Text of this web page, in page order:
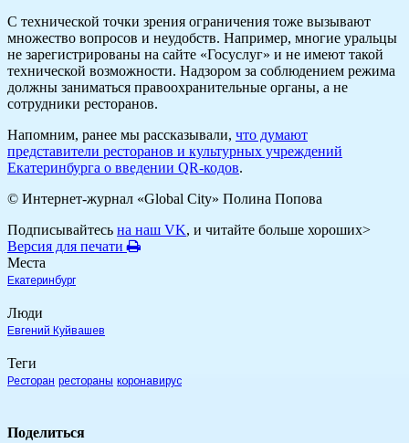
С технической точки зрения ограничения тоже вызывают
множество вопросов и неудобств. Например, многие уральцы
не зарегистрированы на сайте «Госуслуг» и не имеют такой
технической возможности. Надзором за соблюдением режима
должны заниматься правоохранительные органы, а не
сотрудники ресторанов.
Напомним, ранее мы рассказывали, что думают
представители ресторанов и культурных учреждений
Екатеринбурга о введении QR-кодов.
© Интернет-журнал «Global City» Полина Попова
Подписывайтесь на наш VK, и читайте больше хороших>
Версия для печати
Места
Екатеринбург
Люди
Евгений Куйвашев
Теги
Ресторан рестораны коронавирус
Поделиться